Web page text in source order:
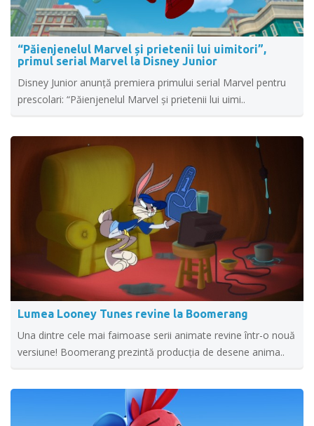
“Păienjenelul Marvel și prietenii lui uimitori”,
primul serial Marvel la Disney Junior
Disney Junior anunță premiera primului serial Marvel pentru
prescolari: “Păienjenelul Marvel și prietenii lui uimi..
Lumea Looney Tunes revine la Boomerang
Una dintre cele mai faimoase serii animate revine într-o nouă
versiune! Boomerang prezintă producția de desene anima..